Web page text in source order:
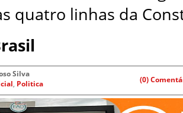
quatro linhas da
Silva
, Politica (0)